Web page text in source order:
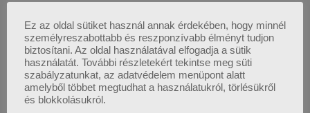
2026. október 03.
jelentkezési határidő:2026. október 01.
Nyíregyházi képzésünk indulása:
2026. október 10.
Jelentkezési határidő:
Ez az oldal sütiket használ annak érdekében, hogy minnél
személyreszabottabb és reszponzívabb élményt tudjon
biztosítani. Az oldal használatával elfogadja a sütik
használatát. További részletekért tekintse meg süti
szabályzatunkat, az adatvédelem menüpont alatt
amelyből többet megtudhat a használatukról, törlésükről
és blokkolásukról.